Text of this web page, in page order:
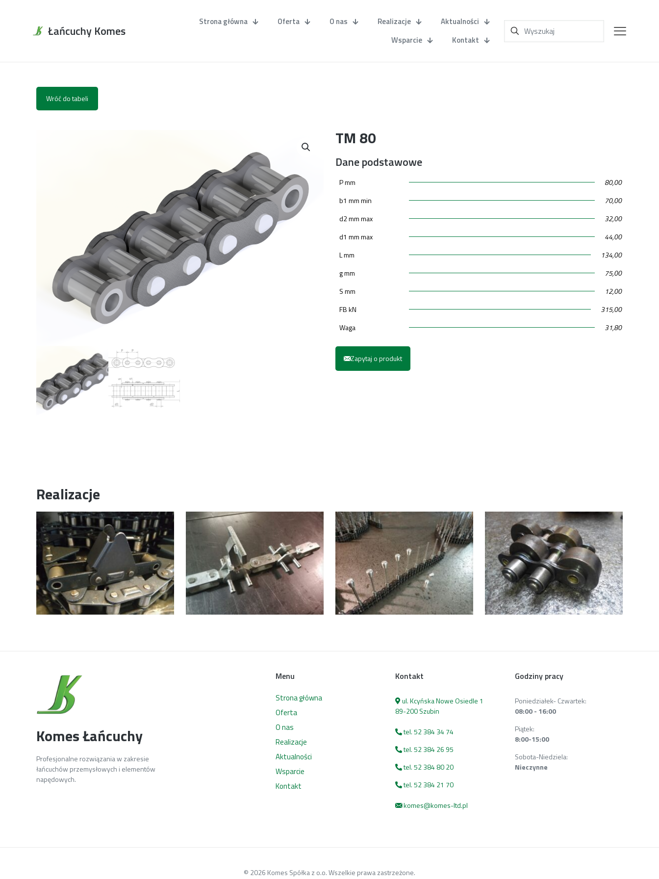
Łańcuchy Komes
Strona główna Oferta O nas Realizacje
Aktualności
Wsparcie
Kontakt
Wróć do tabeli
TM 80
Dane podstawowe
P mm
80,00
b1 mm min
70,00
d2 mm max
32,00
d1 mm max
44,00
L mm
134,00
g mm
75,00
S mm
12,00
FB kN
315,00
Waga
31,80
Zapytaj o produkt
Realizacje
Komes Łańcuchy
Profesjonalne rozwiązania w zakresie
łańcuchów przemysłowych i elementów
napędowych.
Menu
Strona główna
Oferta
O nas
Realizacje
Aktualności
Wsparcie
Kontakt
Kontakt
ul. Kcyńska Nowe Osiedle 1
89-200 Szubin
tel. 52 384 34 74
tel. 52 384 26 95
tel. 52 384 80 20
tel. 52 384 21 70
komes@komes-ltd.pl
Godziny pracy
Poniedziałek- Czwartek:
08:00 - 16:00
Piątek:
8:00-15:00
Sobota-Niedziela:
Nieczynne
© 2026 Komes Spółka z o.o. Wszelkie prawa zastrzeżone.